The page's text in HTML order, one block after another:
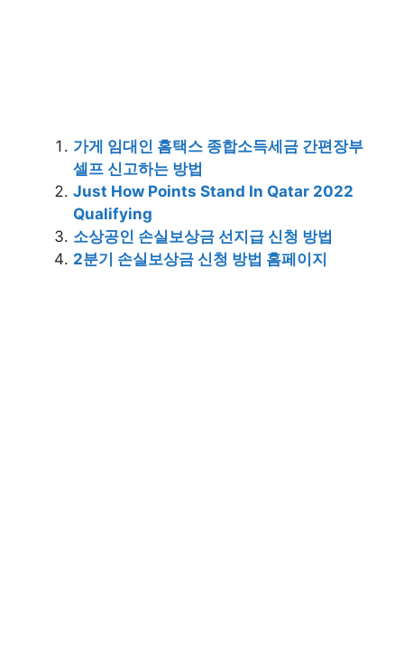
가게 임대인 홈택스 종합소득세금 간편장부
셀프 신고하는 방법
Just How Points Stand In Qatar 2022
Qualifying
소상공인 손실보상금 선지급 신청 방법
2분기 손실보상금 신청 방법 홈페이지